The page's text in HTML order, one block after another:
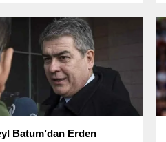
MLS ligi ekiplerinden
FC’ye kiralık olarak
olduğunu duyurdu.
Batum’dan Erden